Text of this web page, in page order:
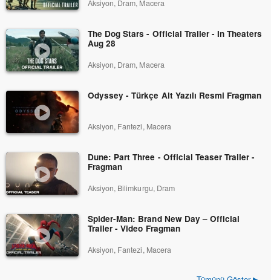
Aksiyon, Dram, Macera
The Dog Stars - Official Trailer - In Theaters
Aug 28
Aksiyon, Dram, Macera
Odyssey - Türkçe Alt Yazılı Resmi Fragman
Aksiyon, Fantezi, Macera
Dune: Part Three - Official Teaser Trailer -
Fragman
Aksiyon, Bilimkurgu, Dram
Spider-Man: Brand New Day – Official
Trailer - Video Fragman
Aksiyon, Fantezi, Macera